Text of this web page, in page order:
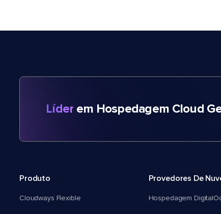
Líder em Hospedagem Cloud
Produto
Cloudways Flexible
Provedores De
Hospedagem